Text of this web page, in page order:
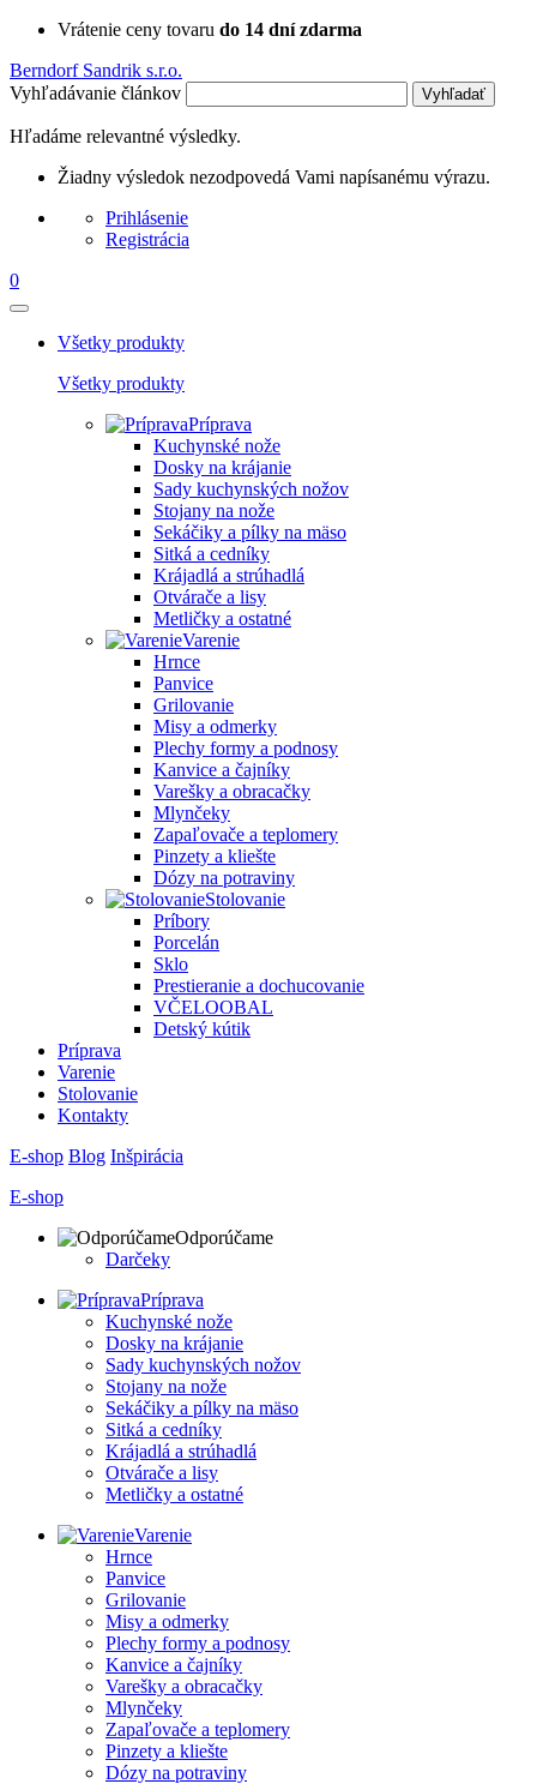
Vrátenie ceny tovaru do 14 dní zdarma
Berndorf Sandrik s.r.o.
Vyhľadávanie článkov
Vyhľadať
Hľadáme relevantné výsledky.
Žiadny výsledok nezodpovedá Vami napísanému výrazu.
Prihlásenie
Registrácia
0
Všetky produkty
Všetky produkty
Príprava
Kuchynské nože
Dosky na krájanie
Sady kuchynských nožov
Stojany na nože
Sekáčiky a pílky na mäso
Sitká a cedníky
Krájadlá a strúhadlá
Otvárače a lisy
Metličky a ostatné
Varenie
Hrnce
Panvice
Grilovanie
Misy a odmerky
Plechy formy a podnosy
Kanvice a čajníky
Varešky a obracačky
Mlynčeky
Zapaľovače a teplomery
Pinzety a kliešte
Dózy na potraviny
Stolovanie
Príbory
Porcelán
Sklo
Prestieranie a dochucovanie
VČELOOBAL
Detský kútik
Príprava
Varenie
Stolovanie
Kontakty
E-shop Blog Inšpirácia
E-shop
Odporúčame
Darčeky
Príprava
Kuchynské nože
Dosky na krájanie
Sady kuchynských nožov
Stojany na nože
Sekáčiky a pílky na mäso
Sitká a cedníky
Krájadlá a strúhadlá
Otvárače a lisy
Metličky a ostatné
Varenie
Hrnce
Panvice
Grilovanie
Misy a odmerky
Plechy formy a podnosy
Kanvice a čajníky
Varešky a obracačky
Mlynčeky
Zapaľovače a teplomery
Pinzety a kliešte
Dózy na potraviny